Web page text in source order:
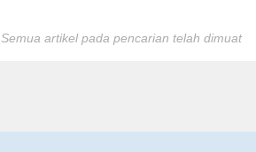
Semua artikel pada pencarian telah dimuat